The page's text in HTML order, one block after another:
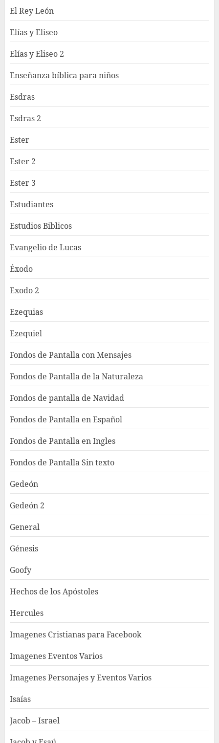
El Rey León
Elías y Eliseo
Elías y Eliseo 2
Enseñanza bíblica para niños
Esdras
Esdras 2
Ester
Ester 2
Ester 3
Estudiantes
Estudios Biblicos
Evangelio de Lucas
Éxodo
Exodo 2
Ezequias
Ezequiel
Fondos de Pantalla con Mensajes
Fondos de Pantalla de la Naturaleza
Fondos de pantalla de Navidad
Fondos de Pantalla en Español
Fondos de Pantalla en Ingles
Fondos de Pantalla Sin texto
Gedeón
Gedeón 2
General
Génesis
Goofy
Hechos de los Apóstoles
Hercules
Imagenes Cristianas para Facebook
Imagenes Eventos Varios
Imagenes Personajes y Eventos Varios
Isaías
Jacob – Israel